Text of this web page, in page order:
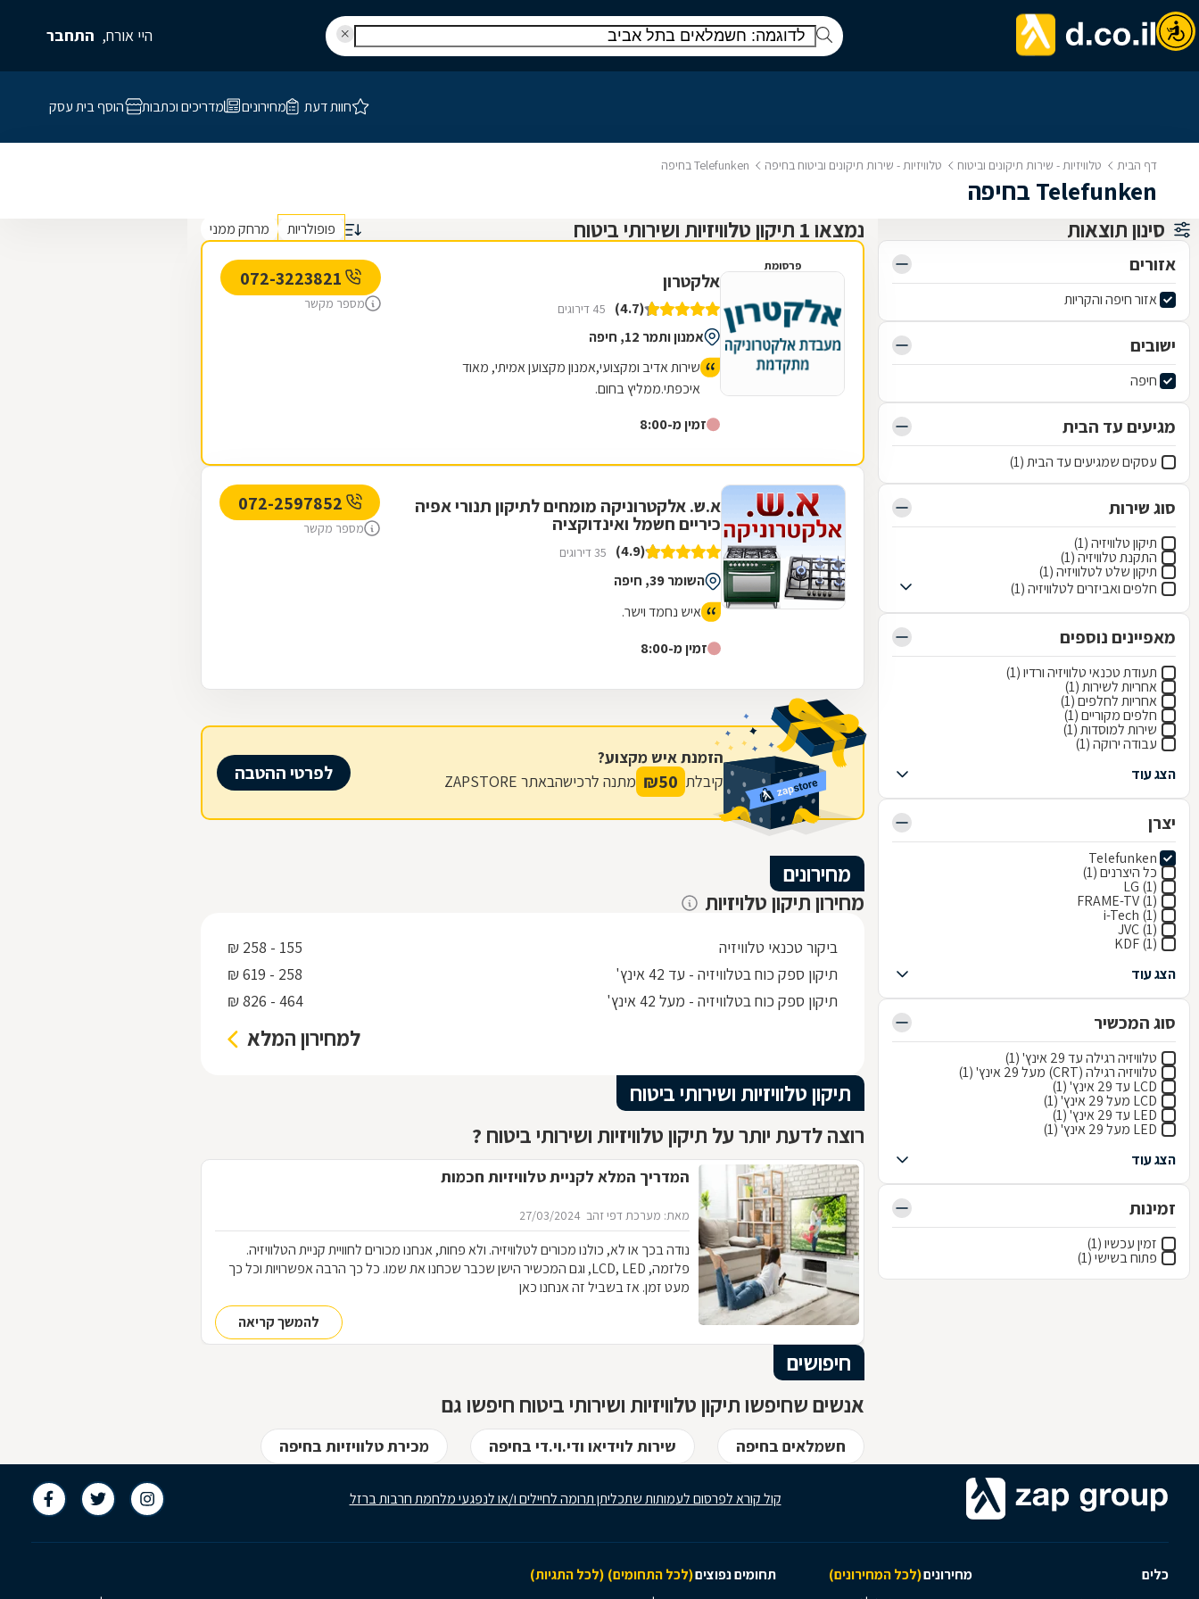
היי אורח, התחבר
חוות דעת מחירונים מדריכים וכתבות הוסף בית עסק
דף הבית טלוויזיות - שירות תיקונים וביטוח טלוויזיות - שירות תיקונים וביטוח בחיפה Telefunken בחיפה
Telefunken בחיפה
סינון תוצאות
אזורים
אזור חיפה והקריות
ישובים
חיפה
מגיעים עד הבית
עסקים שמגיעים עד הבית (1)
סוג שירות
תיקון טלוויזיה (1)
התקנת טלוויזיה (1)
תיקון שלט לטלוויזיה (1)
חלפים ואביזרים לטלוויזיה (1)
מאפיינים נוספים
תעודת טכנאי טלוויזיה ורדיו (1)
אחריות לשירות (1)
אחריות לחלפים (1)
חלפים מקוריים (1)
שירות למוסדות (1)
עבודה ירוקה (1)
הצג עוד
יצרן
Telefunken
כל היצרנים (1)
LG (1)
FRAME-TV (1)
i-Tech (1)
JVC (1)
KDF (1)
הצג עוד
סוג המכשיר
טלוויזיה רגילה עד 29 אינץ' (1)
טלוויזיה רגילה (CRT) מעל 29 אינץ' (1)
LCD עד 29 אינץ' (1)
LCD מעל 29 אינץ' (1)
LED עד 29 אינץ' (1)
LED מעל 29 אינץ' (1)
הצג עוד
זמינות
זמין עכשיו (1)
פתוח בשישי (1)
נמצאו 1 תיקון טלוויזיות ושירותי ביטוח פופולריות מרחק ממני
פרסומת
אלקטרון
(4.7) 45 דירוגים
אמנון ותמר 12, חיפה
שירות אדיב ומקצועי,אמנון מקצוען אמיתי, מאוד
איכפתי.ממליץ בחום.
זמין מ-8:00
מספר מקשר
א.ש. אלקטרוניקה מומחים לתיקון תנורי אפיה
כיריים חשמל ואינדוקציה
(4.9) 35 דירוגים
השומר 39, חיפה
איש נחמד וישר.
זמין מ-8:00
מספר מקשר
הזמנת איש מקצוע?
קיבלת 50
₪ מתנה לרכישהבאתר ZAPSTORE לפרטי ההטבה
מחירונים
מחירון תיקון טלויזיות
ביקור טכנאי טלוויזיה
155 - 258 ₪
תיקון ספק כוח בטלוויזיה - עד 42 אינץ'
258 - 619 ₪
תיקון ספק כוח בטלוויזיה - מעל 42 אינץ'
464 - 826 ₪
למחירון המלא
תיקון טלוויזיות ושירותי ביטוח
רוצה לדעת יותר על תיקון טלוויזיות ושירותי ביטוח ?
המדריך המלא לקניית טלוויזיות חכמות
מאת: מערכת דפי זהב 27/03/2024
נודה בכך או לא, כולנו מכורים לטלוויזיה. ולא פחות, אנחנו מכורים לחוויית קניית הטלוויזיה.
פלזמה, LCD, LED, וגם המכשיר הישן שכבר שכחנו את שמו. כל כך הרבה אפשרויות וכל כך
מעט זמן. אז בשביל זה אנחנו כאן
להמשך קריאה
חיפושים
אנשים שחיפשו תיקון טלוויזיות ושירותי ביטוח חיפשו גם
חשמלאים בחיפה שירות לוידיאו ודי.וי.די בחיפה מכירת טלוויזיות בחיפה
קול קורא לפרסום לעמותות שתכליתן תרומה לחיילים ו/או לנפגעי מלחמת חרבות ברזל
כלים מחירונים(לכל המחירונים) תחומים נפוצים(לכל התחומים) (לכל התגיות)